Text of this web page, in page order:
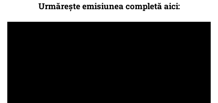
Urmărește emisiunea completă aici: